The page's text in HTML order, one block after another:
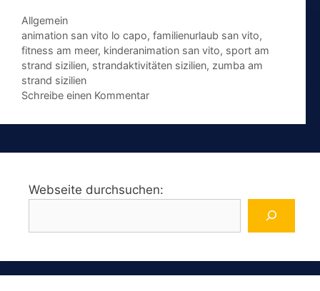
Kategorien
Allgemein
Schlagwörter
animation san vito lo capo, familienurlaub san vito,
fitness am meer, kinderanimation san vito, sport am
strand sizilien, strandaktivitäten sizilien, zumba am
strand sizilien
Schreibe einen Kommentar
Webseite durchsuchen: